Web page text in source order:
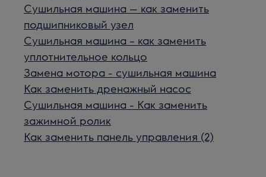
Сушильная машина — как заменить
подшипниковый узел
Сушильная машина – как заменить
уплотнительное кольцо
Замена мотора - сушильная машина
Как заменить дренажный насос
Сушильная машина - Как заменить
зажимной ролик
Как заменить панель управления (2)